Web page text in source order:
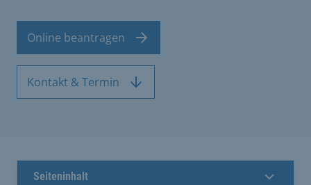
Online beantragen
Kontakt & Termin
Seiteninhalt